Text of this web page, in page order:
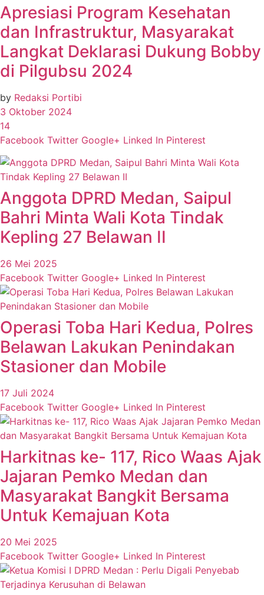
Apresiasi Program Kesehatan
dan Infrastruktur, Masyarakat
Langkat Deklarasi Dukung Bobby
di Pilgubsu 2024
by Redaksi Portibi
3 Oktober 2024
14
Facebook Twitter Google+ Linked In Pinterest
Anggota DPRD Medan, Saipul
Bahri Minta Wali Kota Tindak
Kepling 27 Belawan II
26 Mei 2025
Facebook Twitter Google+ Linked In Pinterest
Operasi Toba Hari Kedua, Polres
Belawan Lakukan Penindakan
Stasioner dan Mobile
17 Juli 2024
Facebook Twitter Google+ Linked In Pinterest
Harkitnas ke- 117, Rico Waas Ajak
Jajaran Pemko Medan dan
Masyarakat Bangkit Bersama
Untuk Kemajuan Kota
20 Mei 2025
Facebook Twitter Google+ Linked In Pinterest